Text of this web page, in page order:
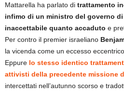
Mattarella ha parlato di trattamento
infimo di un ministro del governo di
inaccettabile quanto accaduto e
Per contro il premier israeliano
la vicenda come un eccesso
Eppure lo stesso identico
attivisti della precedente missione
intercettati nell’autunno scorso e